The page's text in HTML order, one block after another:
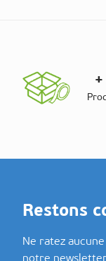
+
Restons
Ne ratez